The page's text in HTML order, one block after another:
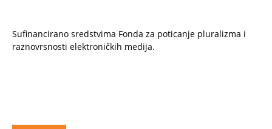
Sufinancirano sredstvima Fonda za poticanje pluralizma i
raznovrsnosti elektroničkih medija.